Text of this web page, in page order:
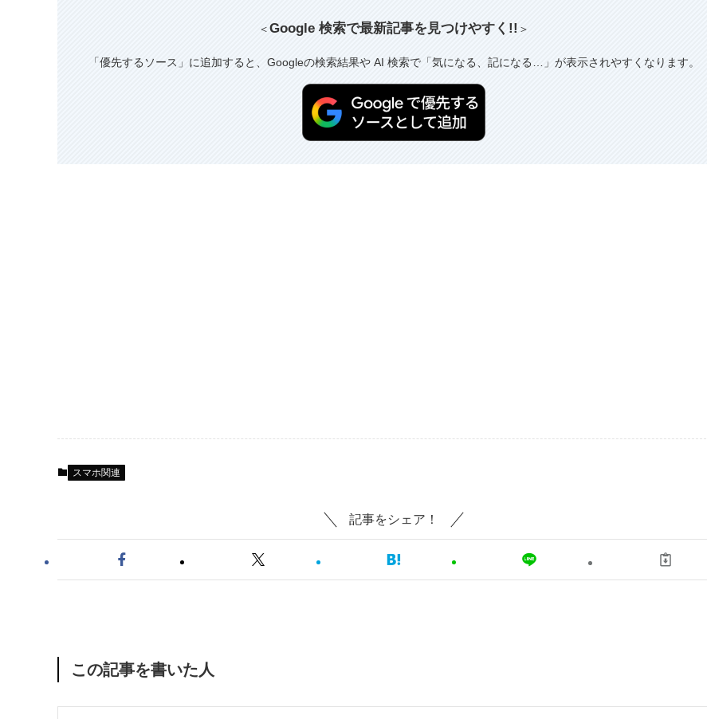
＜Google 検索で最新記事を見つけやすく!! ＞
「優先するソース」に追加すると、Googleの検索結果や AI 検索で「気になる、記になる…」が表示されやすくなります。
スマホ関連
記事をシェア！
この記事を書いた人